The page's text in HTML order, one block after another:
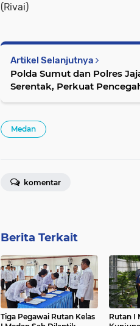
(Rivai)
Artikel Selanjutnya
Polda Sumut dan Polres
Serentak, Perkuat
Medan
komentar
Berita Terkait
Tiga Pegawai Rutan Kelas
Rutan I